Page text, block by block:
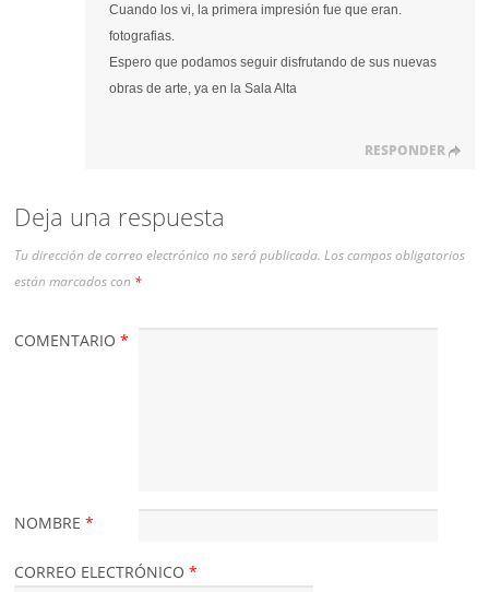
Cuando los vi, la primera impresión fue que eran.
fotografias.
Espero que podamos seguir disfrutando de sus nuevas
obras de arte, ya en la Sala Alta
RESPONDER
Deja una respuesta
Tu dirección de correo electrónico no será publicada. Los campos obligatorios
están marcados con *
COMENTARIO*
NOMBRE*
CORREO ELECTRÓNICO*